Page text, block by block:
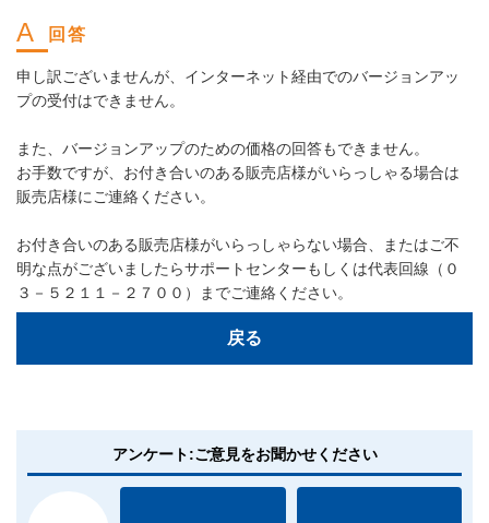
申し訳ございませんが、インターネット経由でのバージョンアッ
プの受付はできません。
また、バージョンアップのための価格の回答もできません。
お手数ですが、お付き合いのある販売店様がいらっしゃる場合は
販売店様にご連絡ください。
お付き合いのある販売店様がいらっしゃらない場合、またはご不
明な点がございましたらサポートセンターもしくは代表回線（０
３－５２１１－２７００）までご連絡ください。
戻る
アンケート:ご意見をお聞かせください